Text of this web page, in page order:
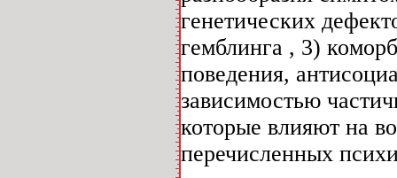
генетических
гемблинга , 3)
поведения,
зависимостью
которые влияют на
перечисленных